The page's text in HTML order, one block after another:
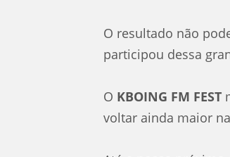
O resultado não
participou dessa
O KBOING FM FEST
voltar ainda maior